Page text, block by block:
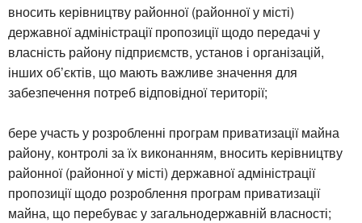
вносить керівництву районної (районної у місті)
державної адміністрації пропозиції щодо передачі у
власність району підприємств, установ і організацій,
інших об’єктів, що мають важливе значення для
забезпечення потреб відповідної території;
бере участь у розробленні програм приватизації майна
району, контролі за їх виконанням, вносить керівництву
районної (районної у місті) державної адміністрації
пропозиції щодо розроблення програм приватизації
майна, що перебуває у загальнодержавній власності;